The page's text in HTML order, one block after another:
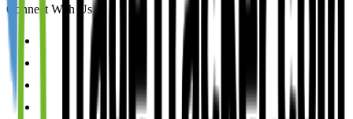
Connect With Us